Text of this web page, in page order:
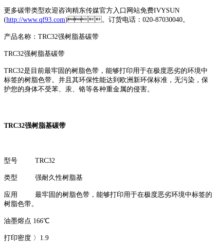
更多碳带类型欢迎咨询精东传媒官方入口网站免费IVYSUN
(http://www.qf93.com)。订货电话：020-87030040。
产品名称：TRC32强树脂基碳带
TRC32强树脂基碳带
TRC32是目前最牢固的树脂色带，能够打印用于在极度恶劣的环境中
标签的树脂色带。并且其环保性能达到欧洲新环保标准，无污染，保
护您的身体不受苯、汞、铬等各种重金属的侵害。
TRC32强树脂基碳带
型号 TRC32
类型 强耐久性树脂基
应用 最牢固的树脂色带，能够打印用于在极度恶劣环境中标签的
树脂色带。
油墨熔点 166℃
打印密度 〉1.9